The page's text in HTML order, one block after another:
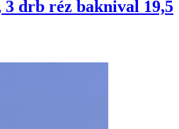
3 drb réz baknival 19,5